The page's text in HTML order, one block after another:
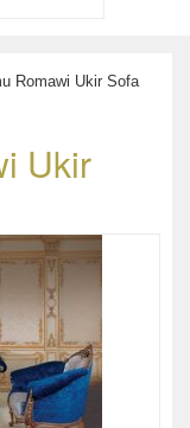
Romawi Ukir Sofa
Ukir